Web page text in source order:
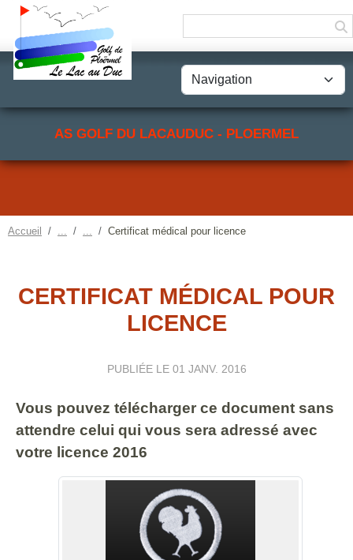
AS GOLF DU LACAUDUC - PLOERMEL
Accueil Certificat médical pour licence
CERTIFICAT MÉDICAL POUR
LICENCE
PUBLIÉE LE 01 JANV. 2016
Vous pouvez télécharger ce document sans
attendre celui qui vous sera adressé avec
votre licence 2016
Panneau de gestion des cookies